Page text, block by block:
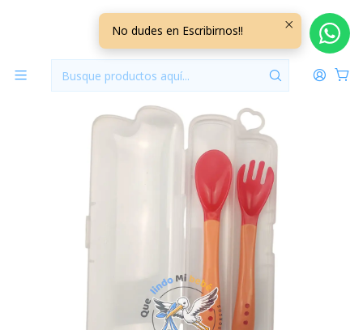
Inicio Lactancia y Alimentacion
Set 2 Servicios Silicona Rojo Damasco
No dudes en Escribirnos!!